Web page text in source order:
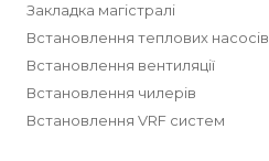
Закладка магістралі
Встановлення теплових насосів
Встановлення вентиляції
Встановлення чилерів
Встановлення VRF систем